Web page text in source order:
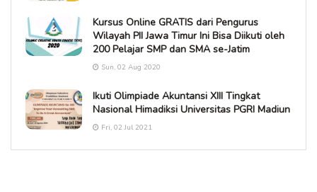
Kursus Online GRATIS dari Pengurus
Wilayah PII Jawa Timur Ini Bisa Diikuti oleh
200 Pelajar SMP dan SMA se-Jatim
Sun, 02 Aug 2020
Ikuti Olimpiade Akuntansi XIII Tingkat
Nasional Himadiksi Universitas PGRI Madiun
Fri, 02 Jul 2021